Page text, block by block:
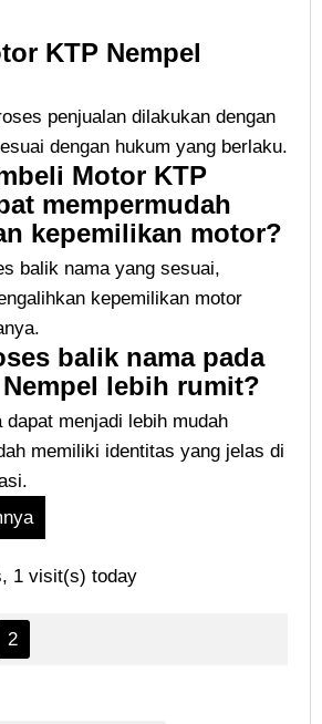
KTP Nempel
penjualan dilakukan dengan
dengan hukum yang berlaku.
Motor KTP
mempermudah
kepemilikan motor?
balik nama yang sesuai,
kepemilikan motor
balik nama pada
lebih rumit?
menjadi lebih mudah
memiliki identitas yang jelas di
1 visit(s) today
2